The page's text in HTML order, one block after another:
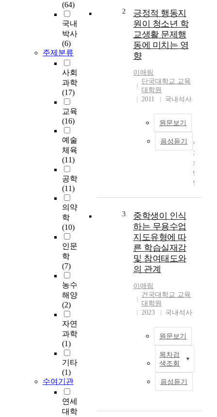
(64)
국내
박사
(6)
주제분류
사회
과학
(17)
교육
(16)
예술
체육
(11)
공학
(11)
의약
학
(10)
인문
학
(7)
농수
해양
(2)
자연
과학
(1)
기타
(1)
수여기관
연세
대학
인공와우 착용 후 부모
와 교사의 학생에 대한
언어 향상 정도에 관한
만족도와 향상 정도를
어휘, 언어 이해, 표현,
운율의 4부분으로 나
한, 인공와우 착용 후
학생들의 언어 이해 및
언어 표현에 관한 향상
우 채널에 따라 알아보
고, 언어 향상을 위한
무엇인지 알아보았다.
본 연구의 대상은 서울
등학교의 2, 3, 4 학년
학생 중 인공와우를 착
용한 지 2년 이상 경과
된 학생 36명을 대상
으로 하였다. 이들은
다른 중복 장애가 없으
며, 보청기 착용 후 재
고, 인공와우 착용 후
적응(mapping) 기간이
2년 이상 경과된 학생
상범위 표준편차 2 이
상의 범위(평균 80점
다. 이 연구는 학생의
언어 이해 및 언어 표
현에 관한 기초 조사를
하기 위해 36명의 학
2
긍정적 행동지
원이 청소년 학
교생활 문제행
동에 미치는 영
향
이애림
단국대학교 교육
대학원
2011
국내석사
원문보기
음성듣기
인
간
의
발
달
리
3
중학생이 인식
하는 무용수업
지도유형에 따
른 학습실재감
및 참여태도와
의 관계
이애림
건국대학교 교육
대학원
2023
국내석사
원문보기
목차검
색조회
음성듣기